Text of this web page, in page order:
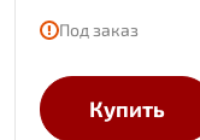
Под заказ
Купить